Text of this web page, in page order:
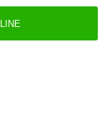
LINE